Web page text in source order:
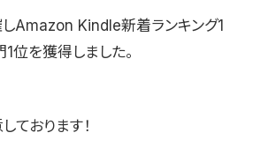
Amazon Kindle新着ランキング1
を獲得しました。
ております！